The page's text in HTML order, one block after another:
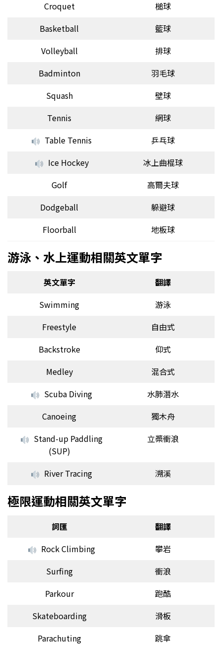
Croquet
槌球
Basketball
籃球
Volleyball
排球
Badminton
羽毛球
Squash
壁球
Tennis
網球
Table Tennis
乒乓球
Ice Hockey
冰上曲棍球
Golf
高爾夫球
Dodgeball
躲避球
Floorball
地板球
游泳、水上運動相關英文單字
英文單字
翻譯
Swimming
游泳
Freestyle
自由式
Backstroke
仰式
Medley
混合式
Scuba Diving
水肺潛水
Canoeing
獨木舟
Stand-up Paddling
(SUP)
立槳衝浪
River Tracing 溯溪
極限運動相關英文單字
詞匯
翻譯
Rock Climbing
攀岩
Surfing
衝浪
Parkour
跑酷
Skateboarding
滑板
Parachuting
跳傘